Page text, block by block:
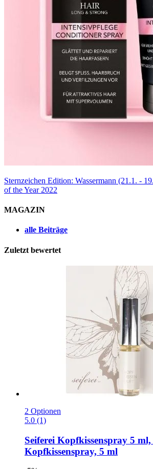
Sternzeichen Edition: Wassermann (21.1. -
of the Year 2022
MAGAZIN
alle Beiträge
Zuletzt bewertet
2 Optionen
5.0 (1)
Seiferei Kopfkissenspray 5 ml,
Kopfkissenspray, 5 ml